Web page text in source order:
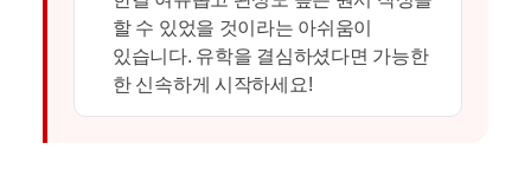
할 수 있었을 것이라는 아쉬움이
있습니다. 유학을 결심하셨다면 가능한
한 신속하게 시작하세요!